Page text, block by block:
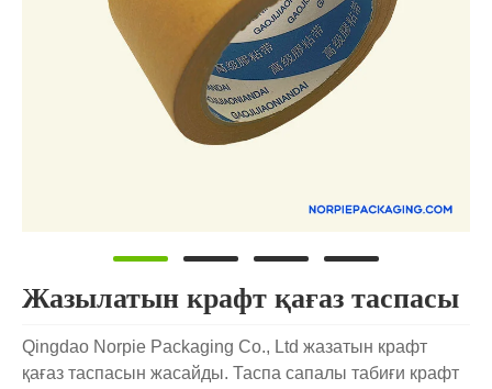
Жазылатын крафт қағаз таспасы
Qingdao Norpie Packaging Co., Ltd жазатын крафт
қағаз таспасын жасайды. Таспа сапалы табиғи крафт